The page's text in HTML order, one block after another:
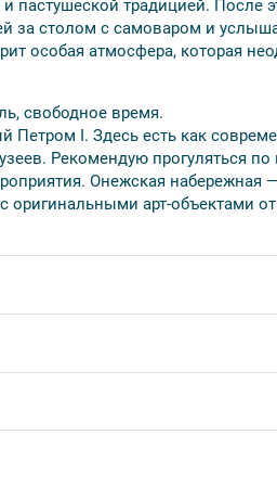
в программу без
размещение в отелях
только в одноместном
и «Улица Дыбенко». При
пастушеской традицией. После
за столом с самоваром и
особая атмосфера, которая
свободное время.
I. Здесь есть как
Рекомендую прогуляться
Онежская набережная
оригинальными арт-объектами от
предъявить распечатанный